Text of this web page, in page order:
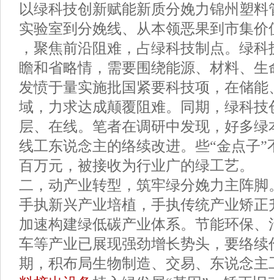
以绿科技创新赋能新质分娩力锦州塑
实验室到分娩线、从本领恶果到市集
，聚焦前沿阻难，占绿科技制点。绿
瞻和省略情，需要围绕能源、材料、
发愤于量实施批国紧要科技项，在储
域，力求达成颠覆阻难。同期，绿科
层、在线。笔者在调研中发现，好多
线工东说念主的络续改进。些“金点子
百万元，被接收为行业广的绿工艺。
二，动产业转型，筑牢绿分娩力主阵
手执新兴产业培植，手执传统产业矫
加速构建绿低碳产业体系。节能环保
车等产业已展现强劲增长势头，要络
期，积布局生物制造、交易、东说念